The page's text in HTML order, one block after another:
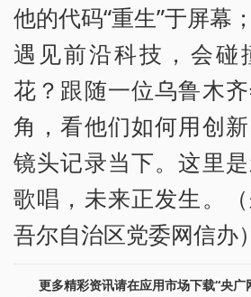
他的代码“重生”于屏幕
遇见前沿科技，会碰
花？跟随一位乌鲁木
角，看他们如何用创
镜头记录当下。这里
歌唱，未来正发生。
吾尔自治区党委网信办）
更多精彩资讯请在应用市场下载“央